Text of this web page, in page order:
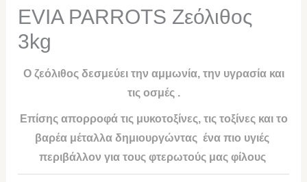
EVIA PARROTS Ζεόλιθος
3kg
Ο ζεόλιθος δεσμεύει την αμμωνία, την υγρασία και
τις οσμές .
Επίσης απορροφά τις μυκοτοξίνες, τις τοξίνες και το
βαρέα μέταλλα δημιουργώντας ένα πιο υγιές
περιβάλλον για τους φτερωτούς μας φίλους